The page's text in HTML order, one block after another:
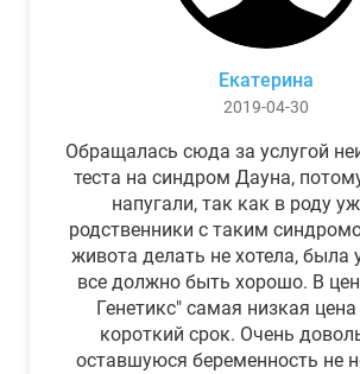
Екатерина
2019-04-30
Обращалась сюда за услугой
теста на синдром Дауна,
напугали, так как в роду
родственники с таким
живота делать не хотела, была
все должно быть хорошо. В
Генетикс" самая низкая
короткий срок. Очень
оставшуюся беременность не